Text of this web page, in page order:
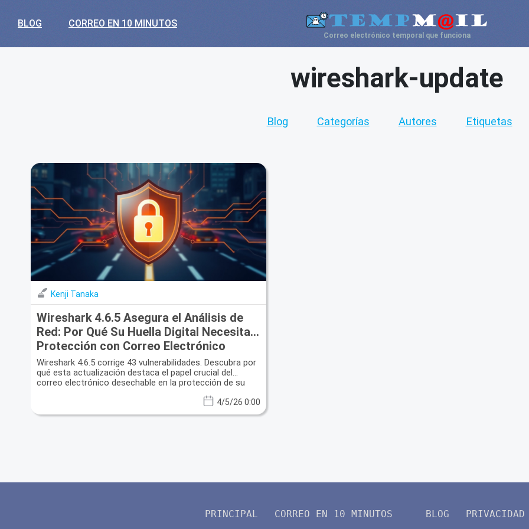
BLOG CORREO EN 10 MINUTOS
Correo electrónico temporal que funciona
wireshark-update
Blog Categorías Autores Etiquetas
Kenji Tanaka
Wireshark 4.6.5 Asegura el Análisis de
Red: Por Qué Su Huella Digital Necesita
Protección con Correo Electrónico
Desechable
Wireshark 4.6.5 corrige 43 vulnerabilidades. Descubra por
qué esta actualización destaca el papel crucial del
correo electrónico desechable en la protección de su
4/5/26 0:00
PRINCIPAL CORREO EN 10 MINUTOS BLOG PRIVACIDAD